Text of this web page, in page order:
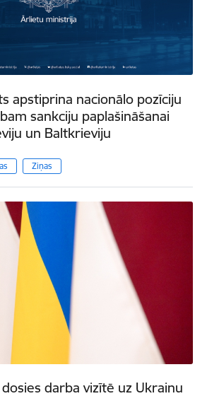
apstiprina nacionālo pozīciju
sankciju paplašināšanai
un Baltkrieviju
Ziņas
darba vizītē uz Ukrainu